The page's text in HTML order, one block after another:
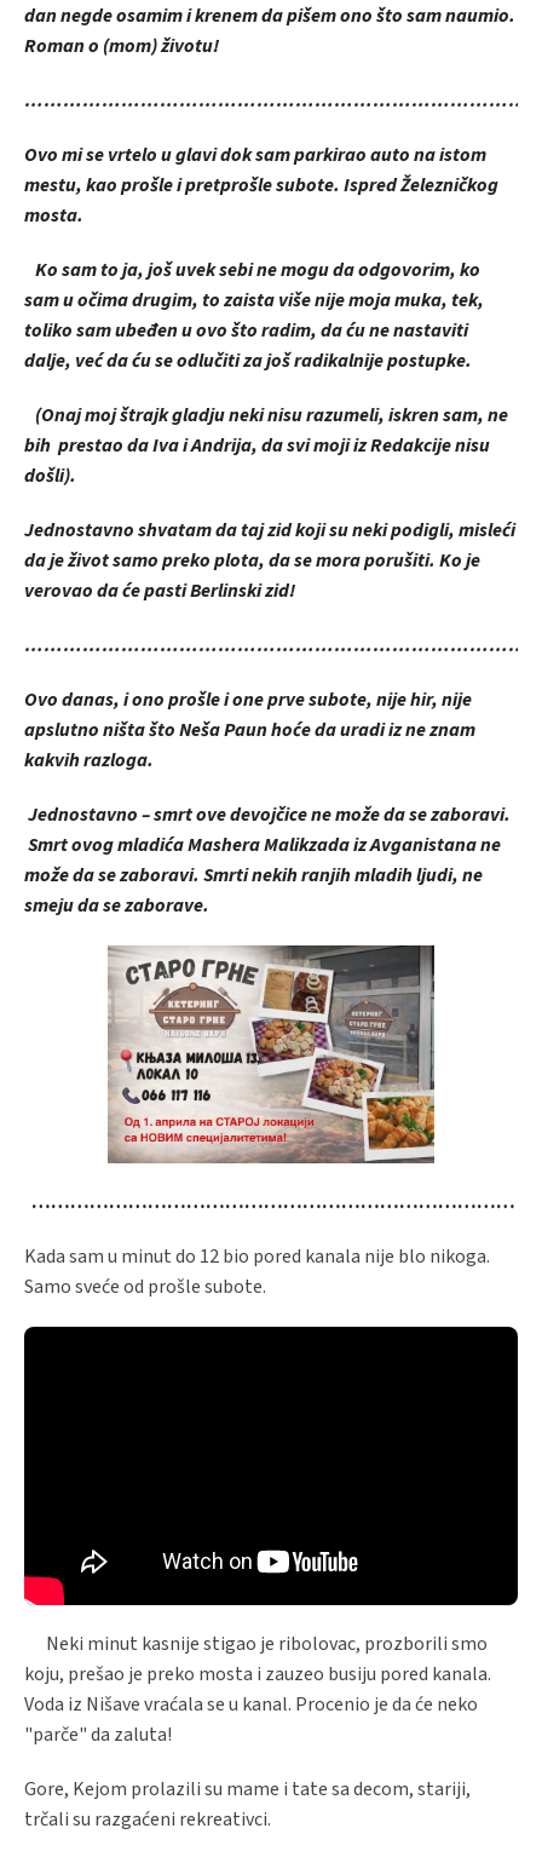
dan negde osamim i krenem da pišem ono što sam naumio.
Roman o (mom) životu!
Ovo mi se vrtelo u glavi dok sam parkirao auto na istom
mestu, kao prošle i pretprošle subote. Ispred Železničkog
mosta.
Ko sam to ja, još uvek sebi ne mogu da odgovorim, ko
sam u očima drugim, to zaista više nije moja muka, tek,
toliko sam ubeđen u ovo što radim, da ću ne nastaviti
dalje, već da ću se odlučiti za još radikalnije postupke.
(Onaj moj štrajk gladju neki nisu razumeli, iskren sam, ne
bih prestao da Iva i Andrija, da svi moji iz Redakcije nisu
došli).
Jednostavno shvatam da taj zid koji su neki podigli, misleći
da je život samo preko plota, da se mora porušiti. Ko je
verovao da će pasti Berlinski zid!
……………………………………………………………………
Ovo danas, i ono prošle i one prve subote, nije hir, nije
apslutno ništa što Neša Paun hoće da uradi iz ne znam
kakvih razloga.
Jednostavno – smrt ove devojčice ne može da se zaboravi.
Smrt ovog mladića Mashera Malikzada iz Avganistana ne
može da se zaboravi. Smrti nekih ranjih mladih ljudi, ne
smeju da se zaborave.
…………………………………………………………………
Kada sam u minut do 12 bio pored kanala nije blo nikoga.
Samo sveće od prošle subote.
Neki minut kasnije stigao je ribolovac, prozborili smo
koju, prešao je preko mosta i zauzeo busiju pored kanala.
Voda iz Nišave vraćala se u kanal. Procenio je da će neko
"parče" da zaluta!
Gore, Kejom prolazili su mame i tate sa decom, stariji,
trčali su razgaćeni rekreativci.